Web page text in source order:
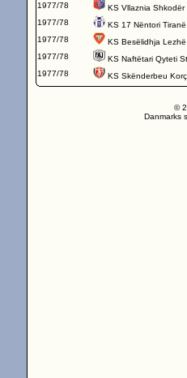
1977/78
KS Vllaznia Shkodër
1977/78
KS 17 Nëntori Tiranë
1977/78
KS Besëlidhja Lezhë
1977/78
KS Naftëtari Qyteti
1977/78
KS Skënderbeu
©
Danmarks